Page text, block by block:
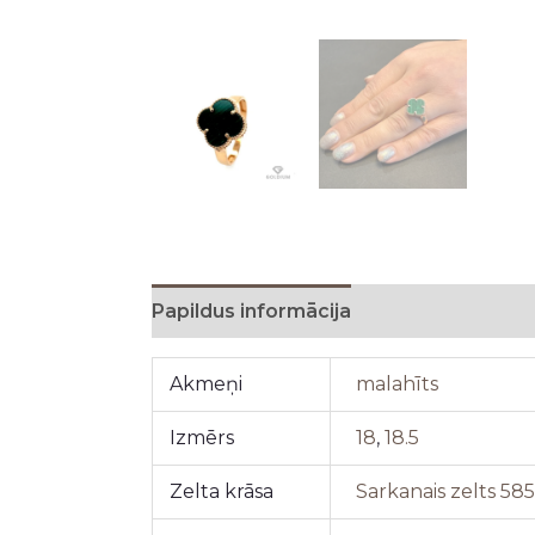
Papildus informācija
Akmeņi malahīts
Izmērs 18,18.5
Zelta krāsa Sarkanais zelts 585